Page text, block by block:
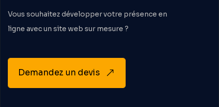
Vous souhaitez développer votre présence en
ligne avec un site web sur mesure ?
Demandez un devis